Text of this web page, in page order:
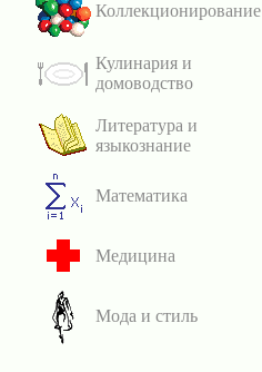
Коллекционирование
Кулинария и
домоводство
Литература и
языкознание
Математика
Медицина
Мода и стиль